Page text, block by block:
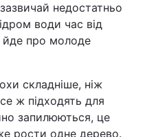
недостатньо
води час від
про молоде
складніше, ніж
ж підходять для
запилюються, це
рости одне дерево.